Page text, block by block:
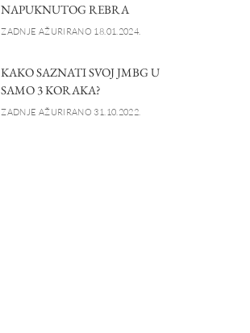
NAPUKNUTOG REBRA
ZADNJE AŽURIRANO 18.01.2024.
KAKO SAZNATI SVOJ JMBG U
SAMO 3 KORAKA?
ZADNJE AŽURIRANO 31.10.2022.